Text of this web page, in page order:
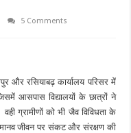
5 Comments
और रसियाबढ़ कार्यालय परिसर में
आसपास विद्यालयों के छात्रों ने
ग्रामीणों को भी जैव विविधता के
जीवन पर संकट और संरक्षण की